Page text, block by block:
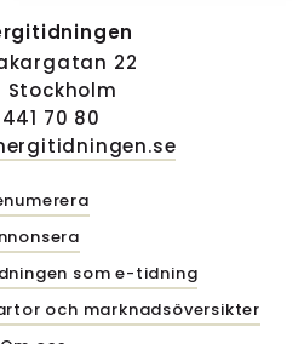
22
Stockholm
70 80
som e-tidning
och marknadsöversikter